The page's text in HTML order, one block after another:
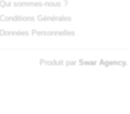
Qui sommes-nous ?
Conditions Générales
Données Personnelles
Produit par Swar Agency.